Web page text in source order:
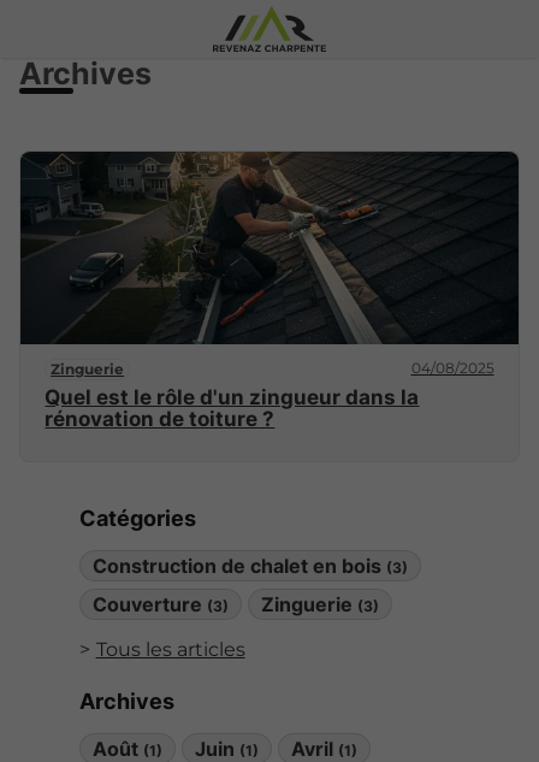
Catégories
Construction de chalet en bois (3)
Couverture (3) Zinguerie (3)
Tous les articles
Archives
Août (1) Juin (1) Avril (1)
Archives
Zinguerie 04/08/2025
Quel est le rôle d'un zingueur dans la
rénovation de toiture ?